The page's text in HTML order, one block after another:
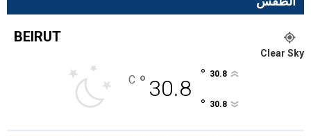
BEIRUT
Clear Sky
30.8
°
C 30.8
°
30.8
°